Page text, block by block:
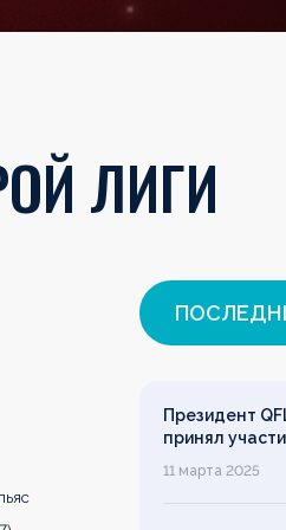
ЛИГИ
Президент
принял
собрании
11 марта 2025